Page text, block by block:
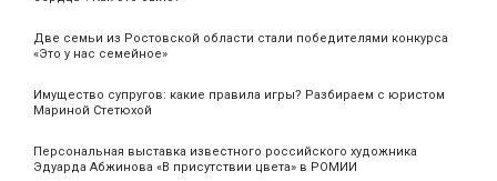
Две семьи из Ростовской области стали победителями конкурса
«Это у нас семейное»
Имущество супругов: какие правила игры? Разбираем с юристом
Мариной Стетюхой
Персональная выставка известного российского художника
Эдуарда Абжинова «В присутствии цвета» в РОМИИ